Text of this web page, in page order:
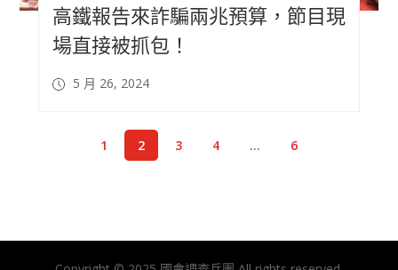
高鐵報告來詐騙兩兆預算，節目現
場直接被抓包！
5 月 26, 2024
1 2 3 4 ... 6